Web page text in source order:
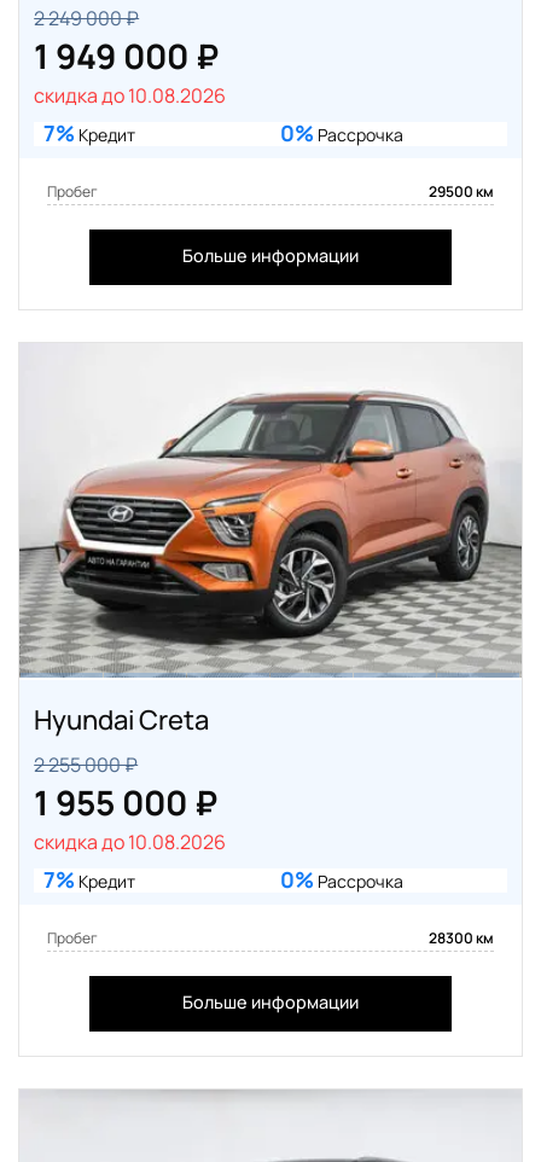
2 249 000 ₽
1 949 000 ₽
скидка до 10.08.2026
7% Кредит 0% Рассрочка
Пробег 29500 км
Больше информации
Hyundai Creta
2 255 000 ₽
1 955 000 ₽
скидка до 10.08.2026
7% Кредит 0% Рассрочка
Пробег 28300 км
Больше информации